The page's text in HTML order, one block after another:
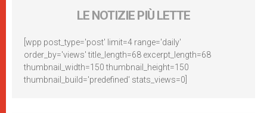
LE NOTIZIE PIÙ LETTE
[wpp post_type='post' limit=4 range='daily'
order_by='views' title_length=68 excerpt_length=68
thumbnail_width=150 thumbnail_height=150
thumbnail_build='predefined' stats_views=0]